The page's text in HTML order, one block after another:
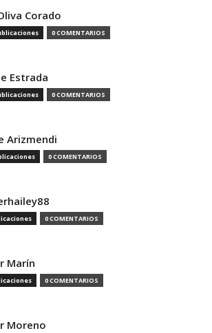
Corado
0 COMENTARIOS
Estrada
0 COMENTARIOS
Arizmendi
0 COMENTARIOS
0 COMENTARIOS
Marín
0 COMENTARIOS
Moreno